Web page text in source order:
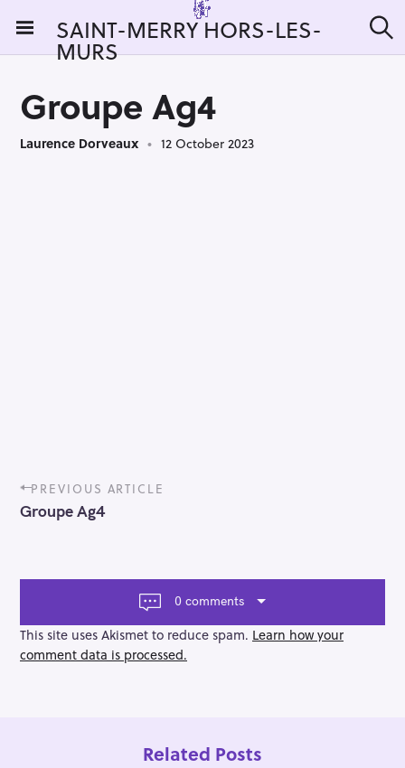
i
SAINT-MERRY HORS-LES-
MURS e
Groupe Ag4
Laurence Dorveaux 12 October 2023
P
o
s
a
g
a
t
PREVIOUS ARTICLE
Groupe Ag4
0 comments
This site uses Akismet to reduce spam. Learn how your
comment data is processed.
Related Posts